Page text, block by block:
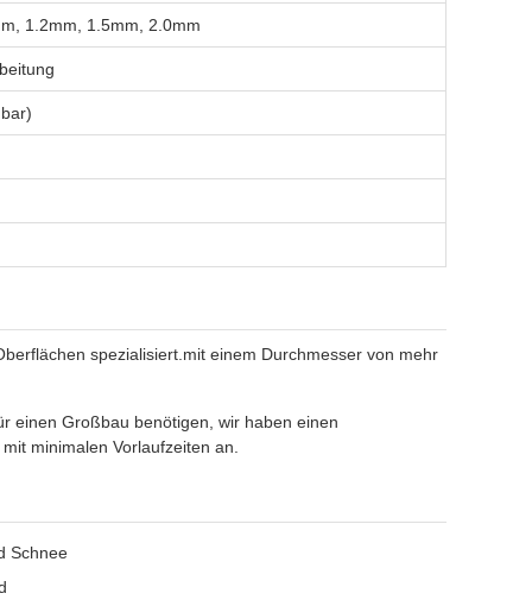
1.2mm, 1.5mm, 2.0mm
spezialisiert.mit einem Durchmesser von mehr
einen Großbau benötigen, wir haben einen
minimalen Vorlaufzeiten an.
Schnee